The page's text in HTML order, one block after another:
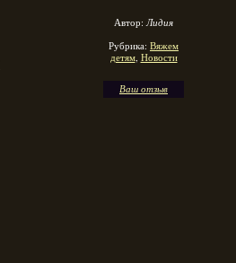
Автор:Лидия
Рубрика: Вяжем
детям, Новости
Ваш отзыв